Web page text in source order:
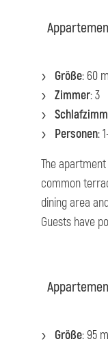
Größe: 60
Zimmer: 3
Personen:
The
common
dining area
Guests have
Größe: 95